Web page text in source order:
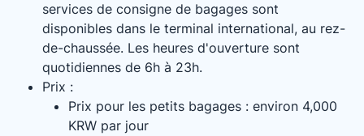
services de consigne de bagages sont
disponibles dans le terminal international, au rez-
de-chaussée. Les heures d'ouverture sont
quotidiennes de 6h à 23h.
Prix :
Prix pour les petits bagages : environ 4,000
KRW par jour